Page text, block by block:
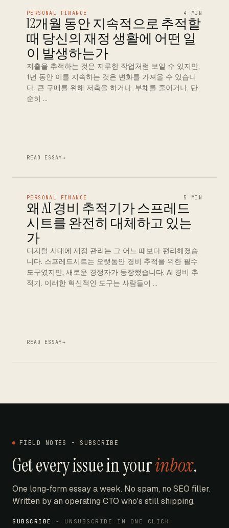
PERSONAL FINANCE 4 MIN
12개월 동안 지속적으로 추적할
때 당신의 재정 생활에 어떤 일
이 발생하는가
지출을 추적하는 것은 지루한 작업처럼 보일 수 있지만,
1년 동안 이를 지속하는 것은 변화를 가져올 수 있습니
다. 큰 구매를 위해 저축을 하거나, 부채를 줄이거나, 단
순히 …
READ ESSAY→
PERSONAL FINANCE 5 MIN
왜 AI 경비 추적기가 스프레드
시트를 완전히 대체하고 있는
가
디지털 시대에 재정 관리는 그 어느 때보다 편리해졌습
니다. 스프레드시트는 오랫동안 경비 추적을 위한 필수
도구였지만, 새로운 경쟁자가 등장했습니다: AI 경비 추
적기. 이러한 혁신적인 도구는 사람들이 …
READ ESSAY→
FIELD NOTES - SUBSCRIBE
Get every issue in yourinbox.
One long-form essay a week. No spam, no SEO filler.
Written by an operating CTO who's still shipping.
SUBSCRIBE - UNSUBSCRIBE IN ONE CLICK